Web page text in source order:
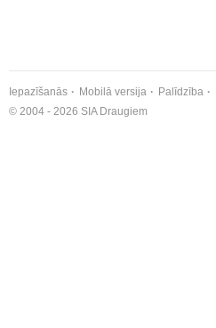
Iepazīšanās Mobilā versija Palīdzība
© 2004 - 2026 SIA Draugiem